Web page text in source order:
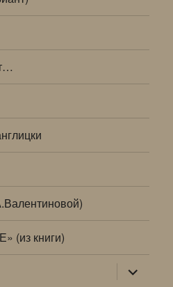
(из книги)
раскрыть
дочернее